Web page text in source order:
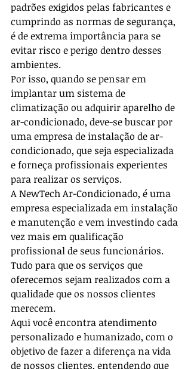
padrões exigidos pelas fabricantes e
cumprindo as normas de segurança,
é de extrema importância para se
evitar risco e perigo dentro desses
ambientes.
Por isso, quando se pensar em
implantar um sistema de
climatização ou adquirir aparelho de
ar-condicionado, deve-se buscar por
uma empresa de instalação de ar-
condicionado, que seja especializada
e forneça profissionais experientes
para realizar os serviços.
A NewTech Ar-Condicionado, é uma
empresa especializada em instalação
e manutenção e vem investindo cada
vez mais em qualificação
profissional de seus funcionários.
Tudo para que os serviços que
oferecemos sejam realizados com a
qualidade que os nossos clientes
merecem.
Aqui você encontra atendimento
personalizado e humanizado, com o
objetivo de fazer a diferença na vida
de nossos clientes, entendendo que